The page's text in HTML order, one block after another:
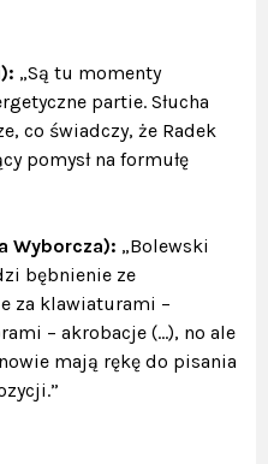
: „Są tu momenty
partie. Słucha
co świadczy, że Radek
pomysł na formułę
Wyborcza): „Bolewski
bębnienie ze
za klawiaturami –
– akrobacje (...), no ale
mają rękę do pisania